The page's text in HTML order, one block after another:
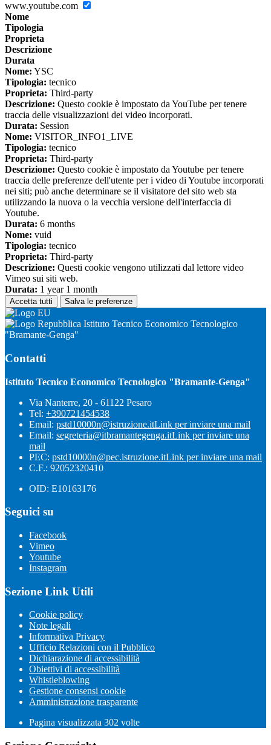
www.youtube.com
Nome
Tipologia
Proprieta
Descrizione
Durata
Nome: YSC
Tipologia: tecnico
Proprieta: Third-party
Descrizione: Questo cookie è impostato da YouTube per tenere
traccia delle visualizzazioni dei video incorporati.
Durata: Session
Nome: VISITOR_INFO1_LIVE
Tipologia: tecnico
Proprieta: Third-party
Descrizione: Questo cookie è impostato da Youtube per tenere
traccia delle preferenze dell'utente per i video di Youtube incorporati
nei siti; può anche determinare se il visitatore del sito web sta
utilizzando la nuova o la vecchia versione dell'interfaccia di
Youtube.
Durata: 6 months
Nome: vuid
Tipologia: tecnico
Proprieta: Third-party
Descrizione: Questi cookie vengono utilizzati dal lettore video
Vimeo sui siti web.
Durata: 1 year 1 month
Accetta tutti Salva le preferenze
Istituto Tecnico Economico Tecnologico
"Bramante-Genga"
Contatti
Istituto Tecnico Economico Tecnologico "Bramante-Genga"
Via Nanterre, 20 - 61122 Pesaro
Tel: +390721454538
Email: pstd10000n@istruzione.itLink per inviare una mail
Email: segreteria@itbramantegenga.itLink per inviare una
mail
PEC: pstd10000n@pec.istruzione.itLink per inviare una mail
C.F.: 92052320410
OID: E10163176
Seguici su
Facebook
Vimeo
Youtube
Instagram
Sezione Link Utili
Cookie policy
Note legali
Informativa Privacy
Ufficio Relazioni con il Pubblico
Dichiarazione di accessibilità
Obiettivi di accessibilità
Whistleblowing
Gestione consensi cookie
Amministrazione trasparente
Pagina visualizzata 302 volte